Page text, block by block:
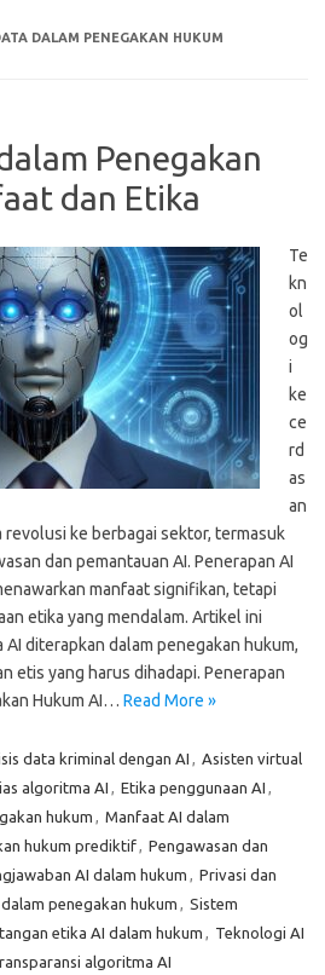
DALAM PENEGAKAN HUKUM
Penegakan
dan Etika
Te
kn
ol
og
i
ke
ce
rd
as
an
revolusi ke berbagai sektor, termasuk
dan pemantauan AI. Penerapan AI
manfaat signifikan, tetapi
etika yang mendalam. Artikel ini
diterapkan dalam penegakan hukum,
etis yang harus dihadapi. Penerapan
Hukum AI… Read More »
data kriminal dengan AI , Asisten virtual
algoritma AI , Etika penggunaan AI ,
hukum , Manfaat AI dalam
hukum prediktif, Pengawasan dan
AI dalam hukum , Privasi dan
penegakan hukum , Sistem
etika AI dalam hukum , Teknologi AI
algoritma AI